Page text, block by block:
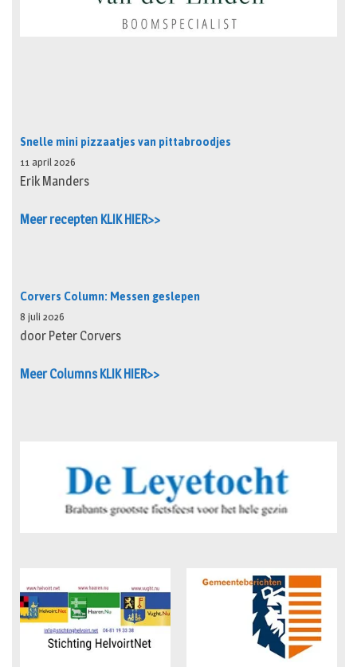
Snelle mini pizzaatjes van pittabroodjes
11 april 2026
Erik Manders
Meer recepten KLIK HIER>>
Corvers Column: Messen geslepen
8 juli 2026
door Peter Corvers
Meer Columns KLIK HIER>>